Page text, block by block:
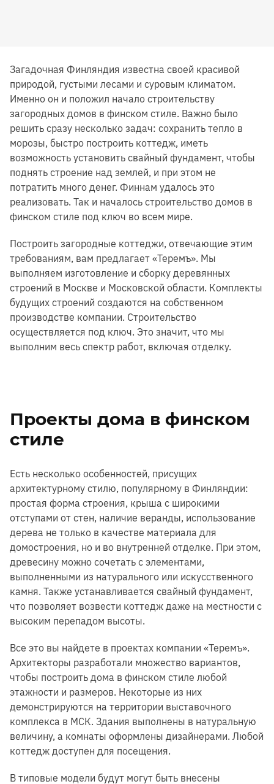
Загадочная Финляндия известна своей красивой
природой, густыми лесами и суровым климатом.
Именно он и положил начало строительству
загородных домов в финском стиле. Важно было
решить сразу несколько задач: сохранить тепло в
морозы, быстро построить коттедж, иметь
возможность установить свайный фундамент, чтобы
поднять строение над землей, и при этом не
потратить много денег. Финнам удалось это
реализовать. Так и началось строительство домов в
финском стиле под ключ во всем мире.
Построить загородные коттеджи, отвечающие этим
требованиям, вам предлагает «Теремъ». Мы
выполняем изготовление и сборку деревянных
строений в Москве и Московской области. Комплекты
будущих строений создаются на собственном
производстве компании. Строительство
осуществляется под ключ. Это значит, что мы
выполним весь спектр работ, включая отделку.
Проекты дома в финском
стиле
Есть несколько особенностей, присущих
архитектурному стилю, популярному в Финляндии:
простая форма строения, крыша с широкими
отступами от стен, наличие веранды, использование
дерева не только в качестве материала для
домостроения, но и во внутренней отделке. При этом,
древесину можно сочетать с элементами,
выполненными из натурального или искусственного
камня. Также устанавливается свайный фундамент,
что позволяет возвести коттедж даже на местности с
высоким перепадом высоты.
Все это вы найдете в проектах компании «Теремъ».
Архитекторы разработали множество вариантов,
чтобы построить дома в финском стиле любой
этажности и размеров. Некоторые из них
демонстрируются на территории выставочного
комплекса в МСК. Здания выполнены в натуральную
величину, а комнаты оформлены дизайнерами. Любой
коттедж доступен для посещения.
В типовые модели будут могут быть внесены